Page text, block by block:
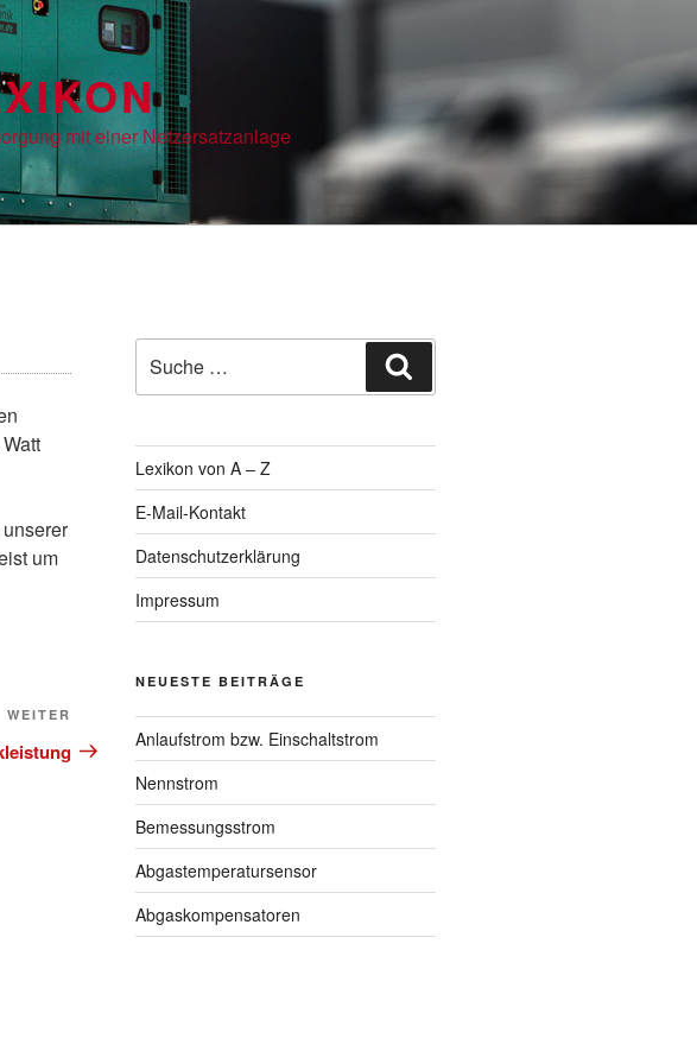
mit einer Netzersatzanlage
um
Nächster
Beitrag
WEITER
nach:
Lexikon von A – Z
E-Mail-Kontakt
Datenschutzerklärung
Impressum
NEUESTE BEITRÄGE
Anlaufstrom bzw. Einschaltstrom
Nennstrom
Bemessungsstrom
Abgastemperatursensor
Abgaskompensatoren